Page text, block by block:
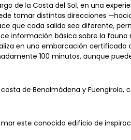
de la Costa del Sol, en una
tomar distintas direcciones
que cada salida sea diferente,
información básica sobre la
en una embarcación
100 minutos, aunque
de Benalmádena y Fuengirola,
este conocido edificio de